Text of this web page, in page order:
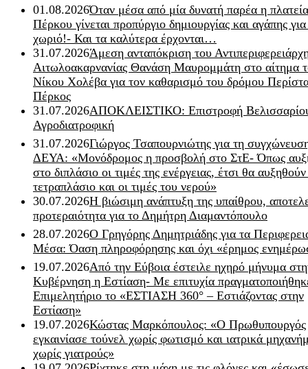
01.08.2026Όταν μέσα από μία δυνατή παρέα η
Πέρκου γίνεται προπύργιο δημιουργίας και αγάπης
χωριό!- Και τα καλύτερα έρχονται…
31.07.2026Άμεση ανταπόκριση του
Αιτωλοακαρνανίας Θανάση Μαυρομμάτη στο αίτημα
Νίκου Χολέβα για τον καθαρισμό του δρόμου
Πέρκος
31.07.2026ΑΠΟΚΛΕΙΣΤΙΚΟ: Επιστροφή
Αγροδιατροφική
31.07.2026Γιώργος Τσαπουρνιώτης για τη
ΔΕΥΑ: «Μονόδρομος η προσβολή στο ΣτΕ- Όπως
στο διπλάσιο οι τιμές της ενέργειας, έτσι θα
τετραπλάσιο και οι τιμές του νερού»
30.07.2026Η βιώσιμη ανάπτυξη της υπαίθρου,
προτεραιότητα για το Δημήτρη Διαμαντόπουλο
28.07.2026Ο Γρηγόρης Δημητριάδης για τα
Μέσα: Όαση πληροφόρησης και όχι «έρημος
19.07.2026Από την Εύβοια έστειλε ηχηρό μήνυμα
Κυβέρνηση η Εστίαση- Με επιτυχία
Επιμελητήριο το «ΕΣΤΙΑΣΗ 360° – Εστιάζοντας στην
Εστίαση»
19.07.2026Κώστας Μαρκόπουλος: «Ο Πρωθυπουργός
εγκαινίασε τούνελ χωρίς φωτισμό και ιατρικά
χωρίς γιατρούς»